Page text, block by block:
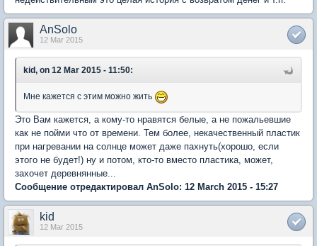
AnSolo
12 Mar 2015
kid, on 12 Mar 2015 - 11:50:
Мне кажется с этим можно жить
Это Вам кажется, а кому-то нравятся белые, а не пожальевшие
как не пойми что от времени. Тем более, некачественный пластик
при нагревании на солнце может даже пахнуть(хорошо, если
этого не будет!) ну и потом, кто-то вместо пластика, может,
захочет деревнянные...
Сообщение отредактировал AnSolo: 12 March 2015 - 15:27
kid
12 Mar 2015